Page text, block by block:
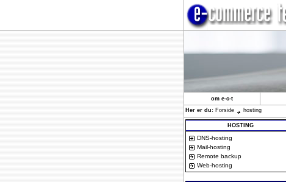
om e-c-t
Her er du: Forside hosting
HOSTING
DNS-hosting
Mail-hosting
Remote backup
Web-hosting